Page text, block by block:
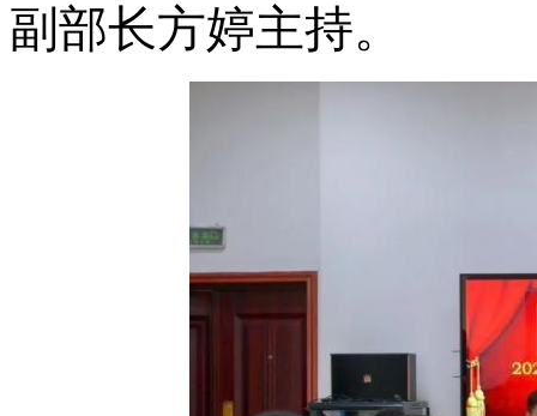
副部长方婷主持。